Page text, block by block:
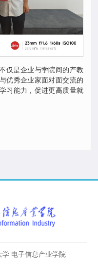
仅是企业与学院间的产教
优秀企业家面对面交流的
习能力，促进更高质量就
电子信息产业学院